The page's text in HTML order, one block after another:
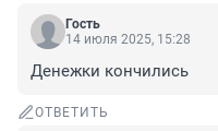
Гость
14 июля 2025, 15:28
Денежки кончились
ОТВЕТИТЬ